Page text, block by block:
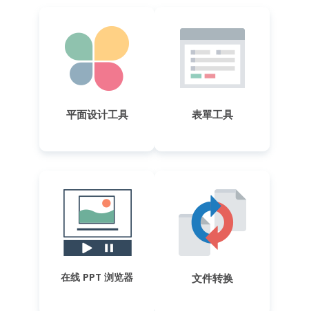
平面设计工具 表單工具
在线 PPT 浏览器 文件转换